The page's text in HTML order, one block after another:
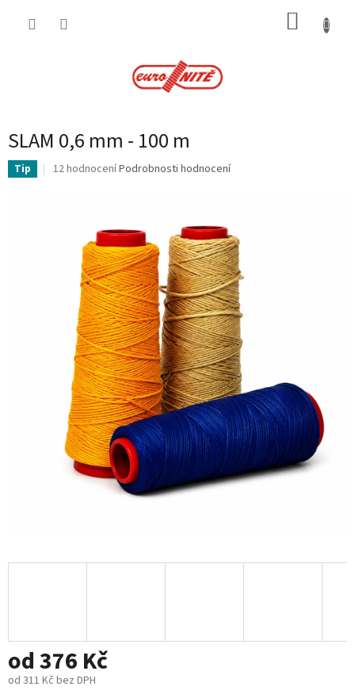
SLAM 0,6 mm - 100 m
Tip
Průměrné
hvězdiček.
12 hodnoceníPodrobnosti hodnocení
od376 Kč
od 311 Kč bez DPH